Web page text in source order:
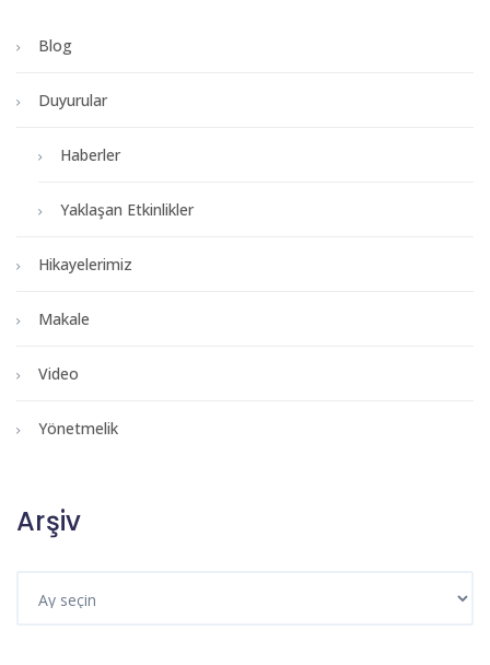
Blog
Duyurular
Haberler
Yaklaşan Etkinlikler
Hikayelerimiz
Makale
Video
Yönetmelik
Arşiv